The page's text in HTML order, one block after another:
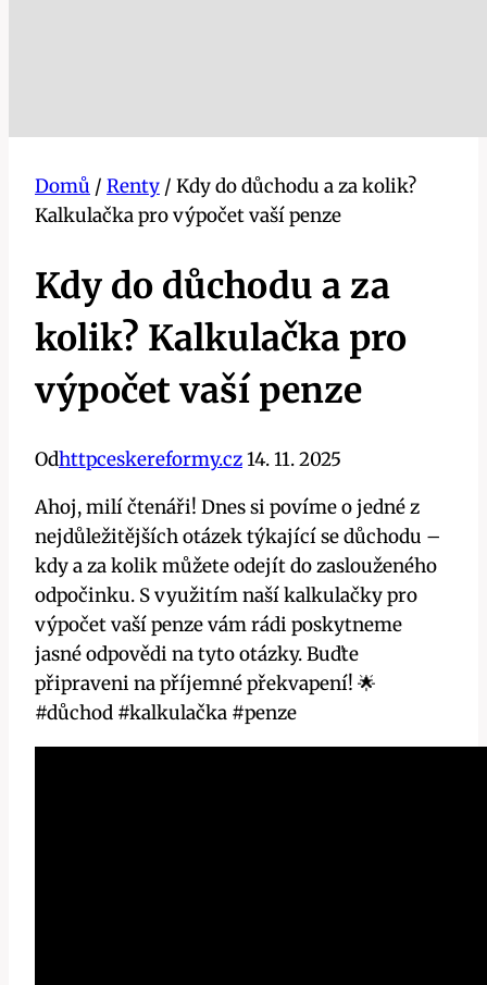
Domů / Renty / Kdy do důchodu a za kolik?
Kalkulačka pro výpočet vaší penze
Kdy do důchodu a za
kolik? Kalkulačka pro
výpočet vaší penze
Odhttpceskereformy.cz14. 11. 2025
Ahoj, milí čtenáři! Dnes si povíme o jedné z
nejdůležitějších otázek týkající se důchodu –
kdy a za kolik můžete odejít do zaslouženého
odpočinku. S využitím naší kalkulačky pro
výpočet vaší penze vám rádi poskytneme
jasné odpovědi na tyto otázky. Buďte
připraveni na příjemné překvapení! 🌟
#důchod #kalkulačka #penze